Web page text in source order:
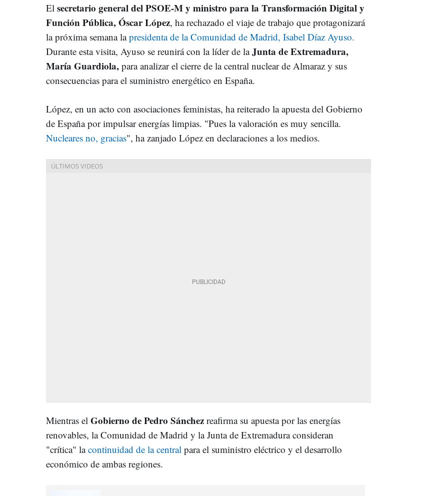
El secretario general del PSOE-M y ministro para la Transformación Digital y
Función Pública, Óscar López, ha rechazado el viaje de trabajo que protagonizará
la próxima semana lapresidenta de la Comunidad de Madrid, Isabel Díaz Ayuso.
Durante esta visita, Ayuso se reunirá con la líder de laJunta de Extremadura,
María Guardiola, para analizar el cierre de la central nuclear de Almaraz y sus
consecuencias para el suministro energético en España.
López, en un acto con asociaciones feministas, ha reiterado la apuesta del Gobierno
de España por impulsar energías limpias. "Pues la valoración es muy sencilla.
Nucleares no, gracias", ha zanjado López en declaraciones a los medios.
Mientras el Gobierno de Pedro Sánchez reafirma su apuesta por las energías
renovables, la Comunidad de Madrid y la Junta de Extremadura consideran
"crítica" lacontinuidad de la central para el suministro eléctrico y el desarrollo
económico de ambas regiones.